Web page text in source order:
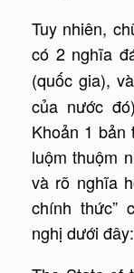
Tuy nhiên,
có 2 nghĩa
(quốc gia), và
của nước
Khoản 1 bản
luộm thuộm
và rõ nghĩa
chính thức”
nghị dưới đây: